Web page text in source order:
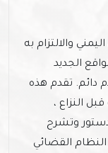
والالتزام به
الجديد
دائم. تقدم هذه
النزاع ،
وتشرح
النظام القضائي